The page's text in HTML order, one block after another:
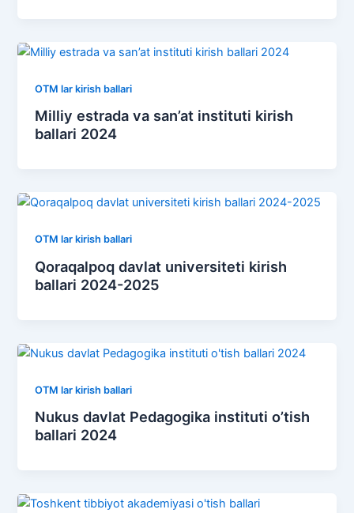
OTM lar kirish ballari
Milliy estrada va san’at instituti kirish
ballari 2024
OTM lar kirish ballari
Qoraqalpoq davlat universiteti kirish
ballari 2024-2025
OTM lar kirish ballari
Nukus davlat Pedagogika instituti o’tish
ballari 2024